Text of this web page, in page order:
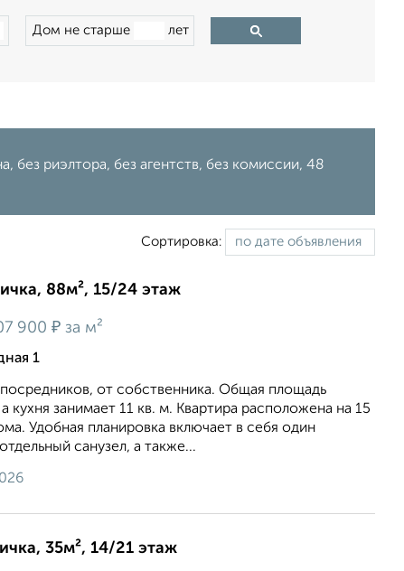
Дом не старше лет
без риэлтора, без агентств, без комиссии, 48
Сортировка:
88м², 15/24 этаж
900 ₽ за м²
1
посредников, от собственника. Общая площадь
кухня занимает 11 кв. м. Квартира расположена на 15
Удобная планировка включает в себя один
санузел, а также...
35м², 14/21 этаж